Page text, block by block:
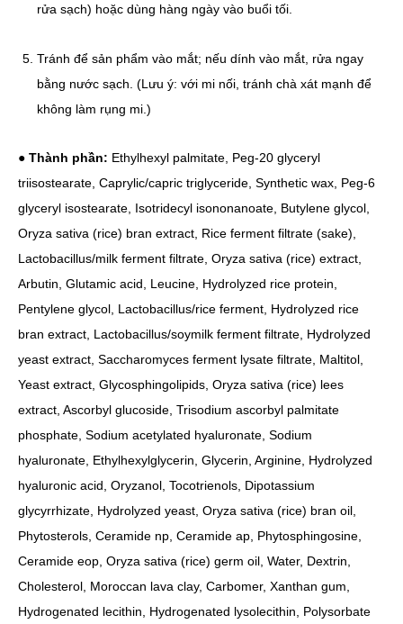
rửa sạch) hoặc dùng hàng ngày vào buổi tối.
Tránh để sản phẩm vào mắt; nếu dính vào mắt, rửa ngay
bằng nước sạch. (Lưu ý: với mi nối, tránh chà xát mạnh để
không làm rụng mi.)
● Thành phần: Ethylhexyl palmitate, Peg-20 glyceryl
triisostearate, Caprylic/capric triglyceride, Synthetic wax, Peg-6
glyceryl isostearate, Isotridecyl isononanoate, Butylene glycol,
Oryza sativa (rice) bran extract, Rice ferment filtrate (sake),
Lactobacillus/milk ferment filtrate, Oryza sativa (rice) extract,
Arbutin, Glutamic acid, Leucine, Hydrolyzed rice protein,
Pentylene glycol, Lactobacillus/rice ferment, Hydrolyzed rice
bran extract, Lactobacillus/soymilk ferment filtrate, Hydrolyzed
yeast extract, Saccharomyces ferment lysate filtrate, Maltitol,
Yeast extract, Glycosphingolipids, Oryza sativa (rice) lees
extract, Ascorbyl glucoside, Trisodium ascorbyl palmitate
phosphate, Sodium acetylated hyaluronate, Sodium
hyaluronate, Ethylhexylglycerin, Glycerin, Arginine, Hydrolyzed
hyaluronic acid, Oryzanol, Tocotrienols, Dipotassium
glycyrrhizate, Hydrolyzed yeast, Oryza sativa (rice) bran oil,
Phytosterols, Ceramide np, Ceramide ap, Phytosphingosine,
Ceramide eop, Oryza sativa (rice) germ oil, Water, Dextrin,
Cholesterol, Moroccan lava clay, Carbomer, Xanthan gum,
Hydrogenated lecithin, Hydrogenated lysolecithin, Polysorbate